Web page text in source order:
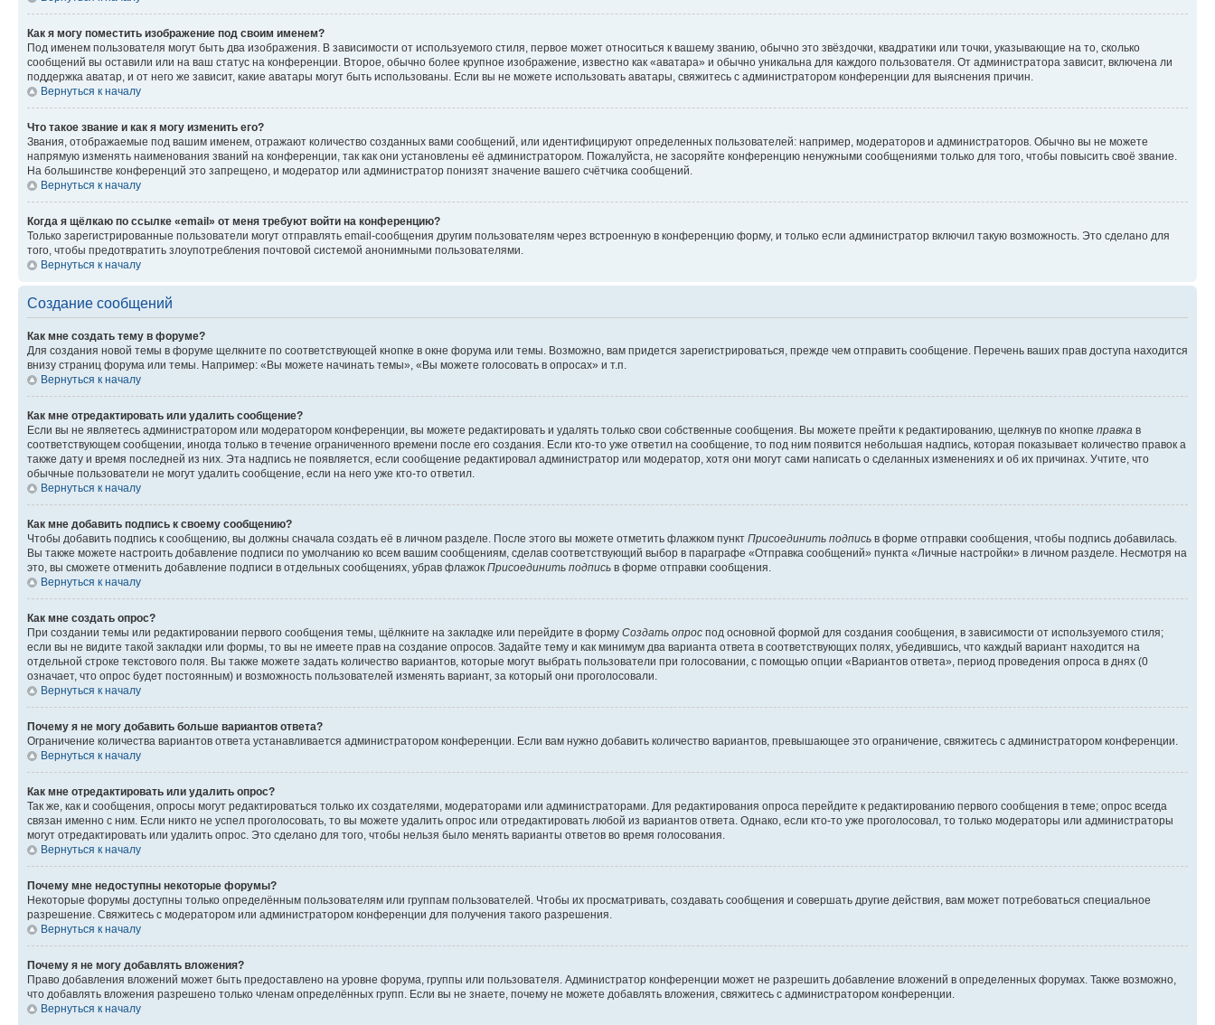
Как я могу поместить изображение под своим именем?
Под именем пользователя могут быть два изображения. В зависимости от используемого стиля, первое может относиться к вашему званию, обычно это звёздочки, квадратики или точки, указывающие на то, сколько
сообщений вы оставили или на ваш статус на конференции. Второе, обычно более крупное изображение, известно как «аватара» и обычно уникальна для каждого пользователя. От администратора зависит, включена ли
поддержка аватар, и от него же зависит, какие аватары могут быть использованы. Если вы не можете использовать аватары, свяжитесь с администратором конференции для выяснения причин.
Вернуться к началу
Что такое звание и как я могу изменить его?
Звания, отображаемые под вашим именем, отражают количество созданных вами сообщений, или идентифицируют определенных пользователей: например, модераторов и администраторов. Обычно вы не можете
напрямую изменять наименования званий на конференции, так как они установлены её администратором. Пожалуйста, не засоряйте конференцию ненужными сообщениями только для того, чтобы повысить своё звание.
На большинстве конференций это запрещено, и модератор или администратор понизят значение вашего счётчика сообщений.
Вернуться к началу
Когда я щёлкаю по ссылке «email» от меня требуют войти на конференцию?
Только зарегистрированные пользователи могут отправлять email-сообщения другим пользователям через встроенную в конференцию форму, и только если администратор включил такую возможность. Это сделано для
того, чтобы предотвратить злоупотребления почтовой системой анонимными пользователями.
Вернуться к началу
Создание сообщений
Как мне создать тему в форуме?
Для создания новой темы в форуме щелкните по соответствующей кнопке в окне форума или темы. Возможно, вам придется зарегистрироваться, прежде чем отправить сообщение. Перечень ваших прав доступа находится
внизу страниц форума или темы. Например: «Вы можете начинать темы», «Вы можете голосовать в опросах» и т.п.
Вернуться к началу
Как мне отредактировать или удалить сообщение?
Если вы не являетесь администратором или модератором конференции, вы можете редактировать и удалять только свои собственные сообщения. Вы можете прейти к редактированию, щелкнув по кнопке правка в
соответствующем сообщении, иногда только в течение ограниченного времени после его создания. Если кто-то уже ответил на сообщение, то под ним появится небольшая надпись, которая показывает количество правок а
также дату и время последней из них. Эта надпись не появляется, если сообщение редактировал администратор или модератор, хотя они могут сами написать о сделанных изменениях и об их причинах. Учтите, что
обычные пользователи не могут удалить сообщение, если на него уже кто-то ответил.
Вернуться к началу
Как мне добавить подпись к своему сообщению?
Чтобы добавить подпись к сообщению, вы должны сначала создать её в личном разделе. После этого вы можете отметить флажком пункт Присоединить подпись в форме отправки сообщения, чтобы подпись добавилась.
Вы также можете настроить добавление подписи по умолчанию ко всем вашим сообщениям, сделав соответствующий выбор в параграфе «Отправка сообщений» пункта «Личные настройки» в личном разделе. Несмотря на
это, вы сможете отменить добавление подписи в отдельных сообщениях, убрав флажок Присоединить подпись в форме отправки сообщения.
Вернуться к началу
Как мне создать опрос?
При создании темы или редактировании первого сообщения темы, щёлкните на закладке или перейдите в форму Создать опрос под основной формой для создания сообщения, в зависимости от используемого стиля;
если вы не видите такой закладки или формы, то вы не имеете прав на создание опросов. Задайте тему и как минимум два варианта ответа в соответствующих полях, убедившись, что каждый вариант находится на
отдельной строке текстового поля. Вы также можете задать количество вариантов, которые могут выбрать пользователи при голосовании, с помощью опции «Вариантов ответа», период проведения опроса в днях (0
означает, что опрос будет постоянным) и возможность пользователей изменять вариант, за который они проголосовали.
Вернуться к началу
Почему я не могу добавить больше вариантов ответа?
Ограничение количества вариантов ответа устанавливается администратором конференции. Если вам нужно добавить количество вариантов, превышающее это ограничение, свяжитесь с администратором конференции.
Вернуться к началу
Как мне отредактировать или удалить опрос?
Так же, как и сообщения, опросы могут редактироваться только их создателями, модераторами или администраторами. Для редактирования опроса перейдите к редактированию первого сообщения в теме; опрос всегда
связан именно с ним. Если никто не успел проголосовать, то вы можете удалить опрос или отредактировать любой из вариантов ответа. Однако, если кто-то уже проголосовал, то только модераторы или администраторы
могут отредактировать или удалить опрос. Это сделано для того, чтобы нельзя было менять варианты ответов во время голосования.
Вернуться к началу
Почему мне недоступны некоторые форумы?
Некоторые форумы доступны только определённым пользователям или группам пользователей. Чтобы их просматривать, создавать сообщения и совершать другие действия, вам может потребоваться специальное
разрешение. Свяжитесь с модератором или администратором конференции для получения такого разрешения.
Вернуться к началу
Почему я не могу добавлять вложения?
Право добавления вложений может быть предоставлено на уровне форума, группы или пользователя. Администратор конференции может не разрешить добавление вложений в определенных форумах. Также возможно,
что добавлять вложения разрешено только членам определённых групп. Если вы не знаете, почему не можете добавлять вложения, свяжитесь с администратором конференции.
Вернуться к началу